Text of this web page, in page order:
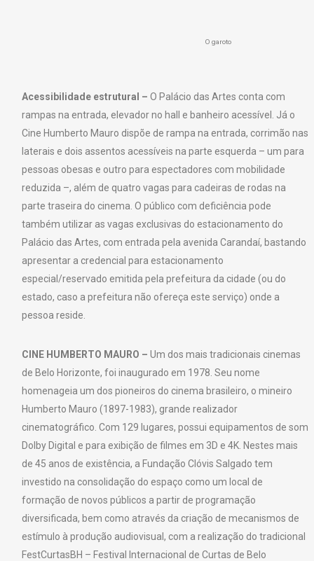
O garoto
Acessibilidade estrutural – O Palácio das Artes conta com
rampas na entrada, elevador no hall e banheiro acessível. Já o
Cine Humberto Mauro dispõe de rampa na entrada, corrimão nas
laterais e dois assentos acessíveis na parte esquerda – um para
pessoas obesas e outro para espectadores com mobilidade
reduzida –, além de quatro vagas para cadeiras de rodas na
parte traseira do cinema. O público com deficiência pode
também utilizar as vagas exclusivas do estacionamento do
Palácio das Artes, com entrada pela avenida Carandaí, bastando
apresentar a credencial para estacionamento
especial/reservado emitida pela prefeitura da cidade (ou do
estado, caso a prefeitura não ofereça este serviço) onde a
pessoa reside.
CINE HUMBERTO MAURO – Um dos mais tradicionais cinemas
de Belo Horizonte, foi inaugurado em 1978. Seu nome
homenageia um dos pioneiros do cinema brasileiro, o mineiro
Humberto Mauro (1897-1983), grande realizador
cinematográfico. Com 129 lugares, possui equipamentos de som
Dolby Digital e para exibição de filmes em 3D e 4K. Nestes mais
de 45 anos de existência, a Fundação Clóvis Salgado tem
investido na consolidação do espaço como um local de
formação de novos públicos a partir de programação
diversificada, bem como através da criação de mecanismos de
estímulo à produção audiovisual, com a realização do tradicional
FestCurtasBH – Festival Internacional de Curtas de Belo